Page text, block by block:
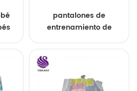
pantalones de
entrenamiento de